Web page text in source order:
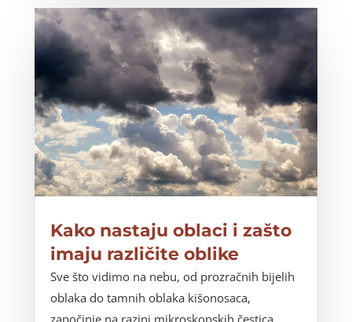
Kako nastaju oblaci i zašto
imaju različite oblike
Sve što vidimo na nebu, od prozračnih bijelih
oblaka do tamnih oblaka kišonosaca,